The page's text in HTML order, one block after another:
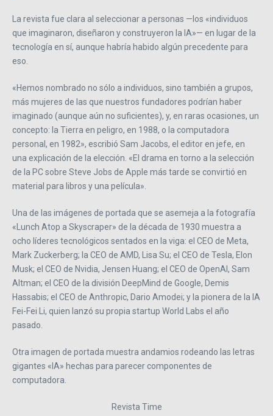
La revista fue clara al seleccionar a personas —los «individuos
que imaginaron, diseñaron y construyeron la IA»— en lugar de la
tecnología en sí, aunque habría habido algún precedente para
eso.
«Hemos nombrado no sólo a individuos, sino también a grupos,
más mujeres de las que nuestros fundadores podrían haber
imaginado (aunque aún no suficientes), y, en raras ocasiones, un
concepto: la Tierra en peligro, en 1988, o la computadora
personal, en 1982», escribió Sam Jacobs, el editor en jefe, en
una explicación de la elección. «El drama en torno a la selección
de la PC sobre Steve Jobs de Apple más tarde se convirtió en
material para libros y una película».
Una de las imágenes de portada que se asemeja a la fotografía
«Lunch Atop a Skyscraper» de la década de 1930 muestra a
ocho líderes tecnológicos sentados en la viga: el CEO de Meta,
Mark Zuckerberg; la CEO de AMD, Lisa Su; el CEO de Tesla, Elon
Musk; el CEO de Nvidia, Jensen Huang; el CEO de OpenAI, Sam
Altman; el CEO de la división DeepMind de Google, Demis
Hassabis; el CEO de Anthropic, Dario Amodei; y la pionera de la IA
Fei-Fei Li, quien lanzó su propia startup World Labs el año
pasado.
Otra imagen de portada muestra andamios rodeando las letras
gigantes «IA» hechas para parecer componentes de
computadora.
Revista Time